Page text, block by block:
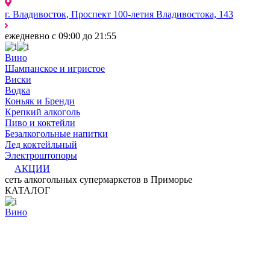
г. Владивосток, Проспект 100-летия Владивостока, 143
ежедневно с 09:00 до 21:55
Вино
Шампанское и игристое
Виски
Водка
Коньяк и Бренди
Крепкий алкоголь
Пиво и коктейли
Безалкогольные напитки
Лед коктейльный
Электроштопоры
АКЦИИ
сеть алкогольных супермаркетов в Приморье
КАТАЛОГ
Вино